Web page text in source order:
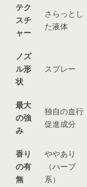
テク
スチ
ャー
さらっとし
た液体
ノズ
ル形
状
スプレー
最大
の強
み
独自の血行
促進成分
香り
の有
無
ややあり
（ハーブ
系）